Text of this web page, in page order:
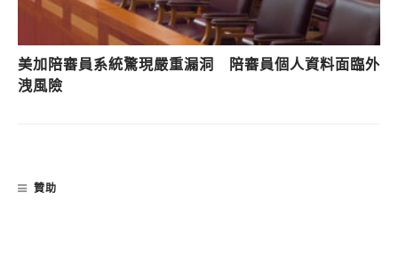
美加陪審員系統驚現嚴重漏洞 陪審員個人資料面臨外
洩風險
贊助